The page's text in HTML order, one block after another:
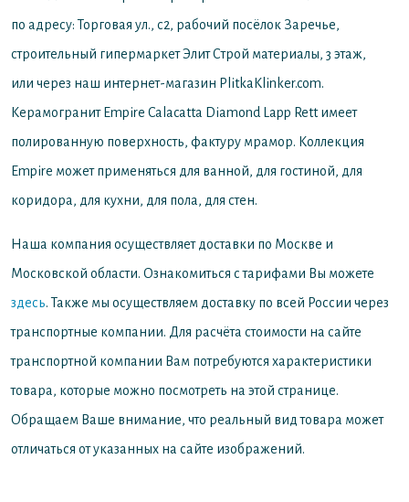
по адресу: Торговая ул., с2, рабочий посёлок Заречье,
строительный гипермаркет Элит Строй материалы, 3 этаж,
или через наш интернет-магазин PlitkaKlinker.com.
Керамогранит Empire Calacatta Diamond Lapp Rett имеет
полированную поверхность, фактуру мрамор. Коллекция
Empire может применяться для ванной, для гостиной, для
коридора, для кухни, для пола, для стен.
Наша компания осуществляет доставки по Москве и
Московской области. Ознакомиться с тарифами Вы можете
здесь. Также мы осуществляем доставку по всей России через
транспортные компании. Для расчёта стоимости на сайте
транспортной компании Вам потребуются характеристики
товара, которые можно посмотреть на этой странице.
Обращаем Ваше внимание, что реальный вид товара может
отличаться от указанных на сайте изображений.